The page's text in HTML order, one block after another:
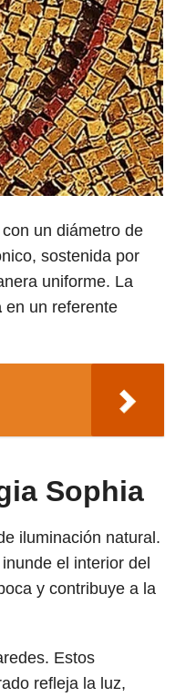
un diámetro de
sostenida por
uniforme. La
en un referente
Sophia
iluminación natural.
el interior del
y contribuye a la
Estos
refleja la luz,